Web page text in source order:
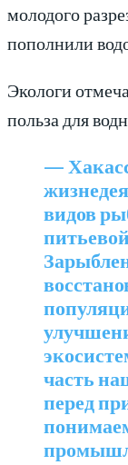
молодого
пополнили
Экологи
польза для
—
видов
часть
перед